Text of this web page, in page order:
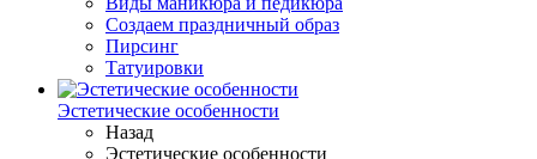
Создаем праздничный образ
Пирсинг
Татуировки
Эстетические особенности
Назад
Эстетические особенности